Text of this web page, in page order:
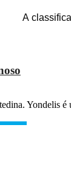
Yondelis